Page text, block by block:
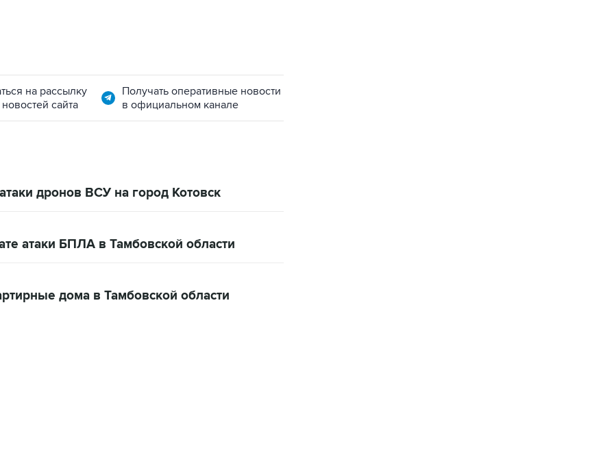
на рассылку
сайта
Получать оперативные новости
в официальном канале
дронов ВСУ на город Котовск
атаки БПЛА в Тамбовской области
дома в Тамбовской области